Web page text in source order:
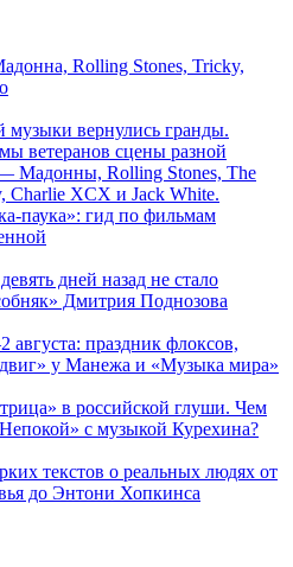
Rolling Stones, Tricky,
вернулись гранды.
ветеранов сцены разной
Мадонны, Rolling Stones, The
Charlie XCX и Jack White.
паука»: гид по фильмам
дней назад не стало
Дмитрия Поднозова
праздник флоксов,
у Манежа и «Музыка мира»
в российской глуши. Чем
с музыкой Курехина?
текстов о реальных людях от
до Энтони Хопкинса